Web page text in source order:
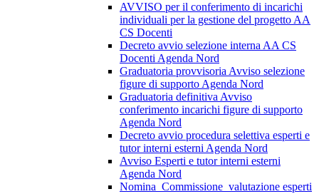
AVVISO per il conferimento di incarichi
individuali per la gestione del progetto AA
CS Docenti
Decreto avvio selezione interna AA CS
Docenti Agenda Nord
Graduatoria provvisoria Avviso selezione
figure di supporto Agenda Nord
Graduatoria definitiva Avviso
conferimento incarichi figure di supporto
Agenda Nord
Decreto avvio procedura selettiva esperti e
tutor interni esterni Agenda Nord
Avviso Esperti e tutor interni esterni
Agenda Nord
Nomina_Commissione_valutazione esperti